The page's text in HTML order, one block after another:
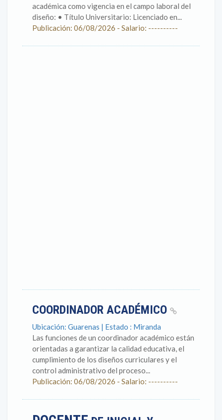
académica como vigencia en el campo laboral del
diseño: • Título Universitario: Licenciado en...
Publicación: 06/08/2026 - Salario: ----------
COORDINADOR ACADÉMICO
Ubicación: Guarenas | Estado : Miranda
Las funciones de un coordinador académico están
orientadas a garantizar la calidad educativa, el
cumplimiento de los diseños curriculares y el
control administrativo del proceso...
Publicación: 06/08/2026 - Salario: ----------